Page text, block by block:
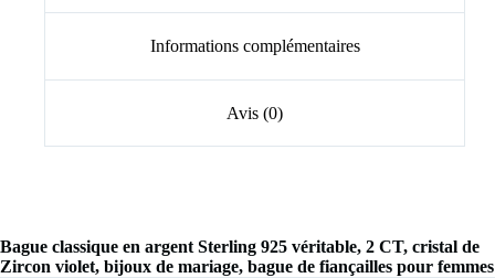
Informations complémentaires
Avis (0)
Bague classique en argent Sterling 925 véritable, 2 CT, cristal de
Zircon violet, bijoux de mariage, bague de fiançailles pour femmes